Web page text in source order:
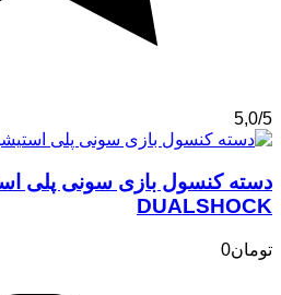
5,0/5
DUALSHOCK
تومان0